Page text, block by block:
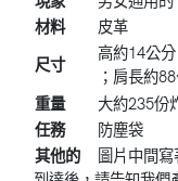
材料
皮革
尺寸
高約14公
；肩長約
重量
大約235份
任務
防塵袋
其他的
圖片中間